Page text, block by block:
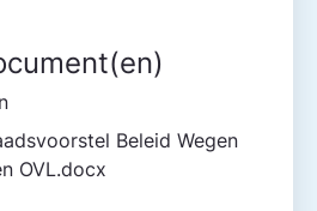
Beleid Wegen
OVL.docx